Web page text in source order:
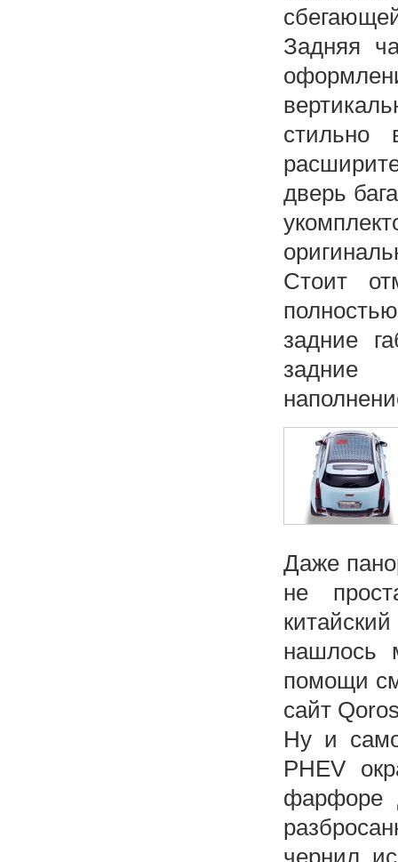
Задняя
стильно
дверь
Стоит
задние
задние
Даже
не
нашлось
помощи
сайт
Ну и
PHEV
фарфоре
чернил,